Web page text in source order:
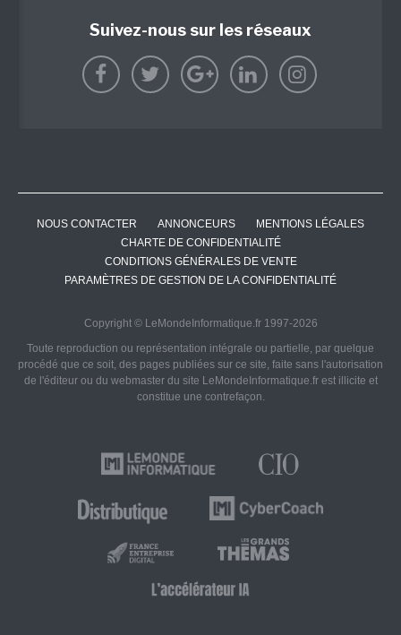
Suivez-nous sur les réseaux
NOUS CONTACTER ANNONCEURS
MENTIONS LÉGALES
CHARTE DE CONFIDENTIALITÉ
CONDITIONS GÉNÉRALES DE VENTE
PARAMÈTRES DE GESTION DE LA CONFIDENTIALITÉ
Copyright © LeMondeInformatique.fr 1997-2026
Toute reproduction ou représentation intégrale ou partielle, par quelque
procédé que ce soit, des pages publiées sur ce site, faite sans l'autorisation
de l'éditeur ou du webmaster du site LeMondeInformatique.fr est illicite et
constitue une contrefaçon.